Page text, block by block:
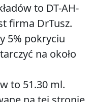
to DT-AH-
firma DrTusz.
5% pokryciu
na około
to 51.30 ml.